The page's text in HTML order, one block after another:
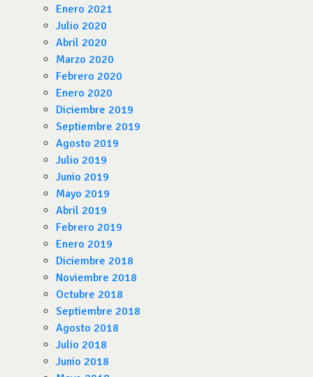
Enero 2021
Julio 2020
Abril 2020
Marzo 2020
Febrero 2020
Enero 2020
Diciembre 2019
Septiembre 2019
Agosto 2019
Julio 2019
Junio 2019
Mayo 2019
Abril 2019
Febrero 2019
Enero 2019
Diciembre 2018
Noviembre 2018
Octubre 2018
Septiembre 2018
Agosto 2018
Julio 2018
Junio 2018